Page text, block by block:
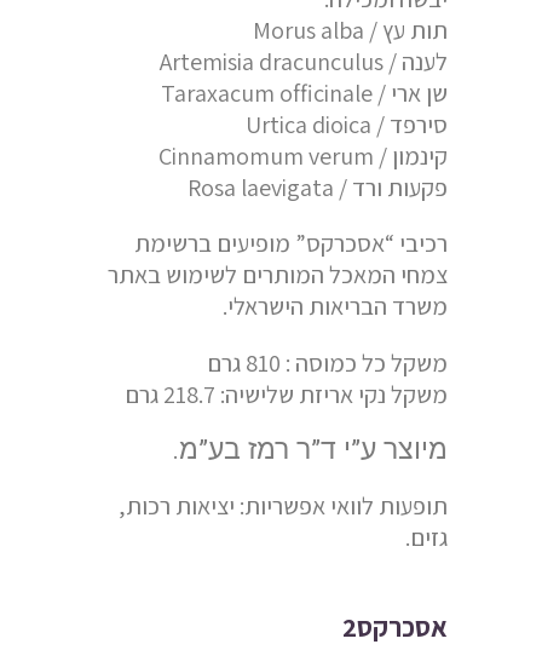
אסכרקס2
תות עץ / Morus alba
לענה / Artemisia dracunculus
שן ארי / Taraxacum officinale
סירפד / Urtica dioica
קינמון / Cinnamomum verum
פקעות ורד / Rosa laevigata
רכיבי “אסכרקס” מופיעים ברשימת
צמחי המאכל המותרים לשימוש באתר
משרד הבריאות הישראלי.
משקל כל כמוסה : 810 גרם
משקל נקי אריזת שלישיה: 218.7 גרם
מיוצר ע”י ד”ר רמז בע”מ.
תופעות לוואי אפשריות: יציאות רכות,
גזים.